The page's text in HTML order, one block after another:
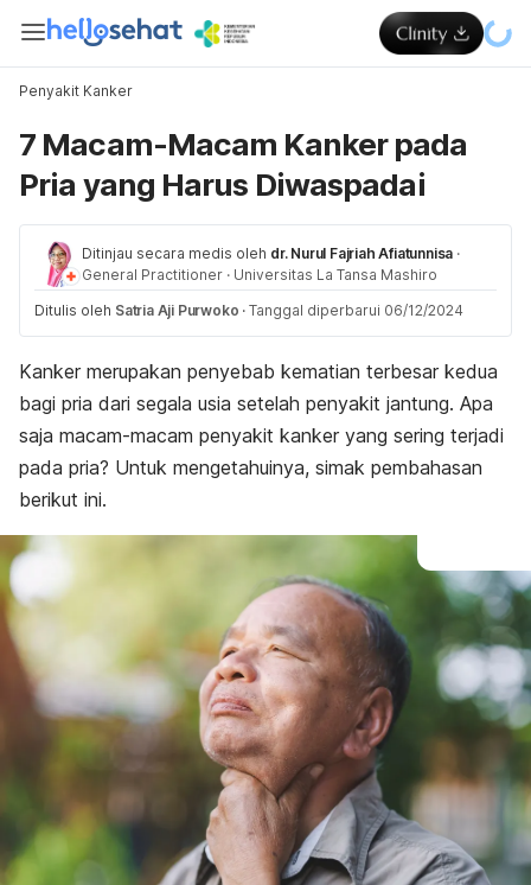
Penyakit Kanker
7 Macam-Macam Kanker pada
Pria yang Harus Diwaspadai
Ditinjau secara medis oleh dr. Nurul Fajriah Afiatunnisa ·
General Practitioner · Universitas La Tansa Mashiro
Ditulis oleh Satria Aji Purwoko · Tanggal diperbarui 06/12/2024
Kanker merupakan penyebab kematian terbesar kedua
bagi pria dari segala usia setelah penyakit jantung. Apa
saja macam-macam penyakit kanker yang sering terjadi
pada pria? Untuk mengetahuinya, simak pembahasan
berikut ini.